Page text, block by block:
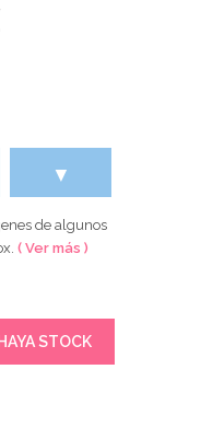
▼
de algunos
( Ver más )
STOCK